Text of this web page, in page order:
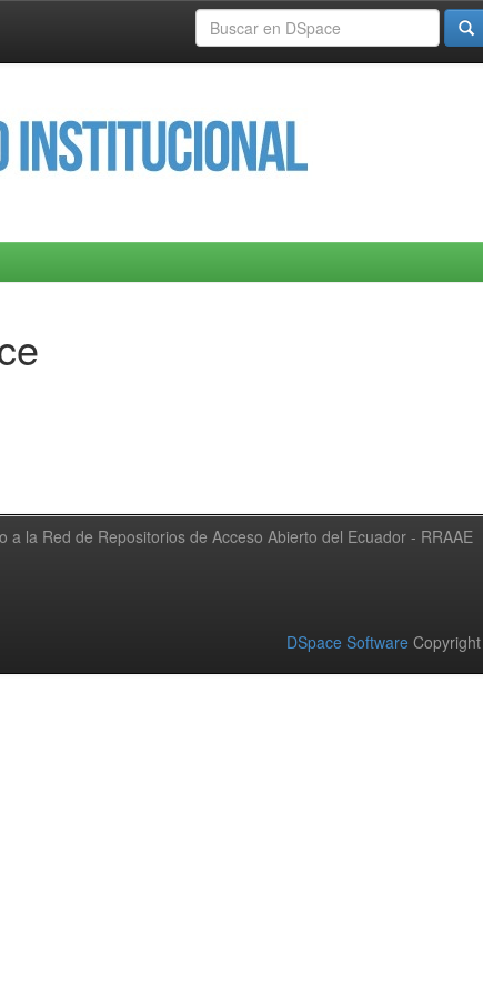
a la Red de Repositorios de Acceso Abierto del Ecuador - RRAAE
DSpace Software